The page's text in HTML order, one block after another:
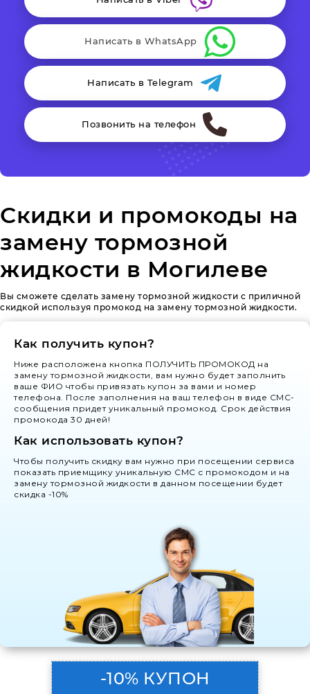
Написать в WhatsApp
Написать в Telegram
Позвонить на телефон
Скидки и промокоды на
замену тормозной
жидкости в Могилеве
Вы сможете сделать замену тормозной жидкости с приличной
скидкой используя промокод на замену тормозной жидкости.
Как получить купон?
Ниже расположена кнопка ПОЛУЧИТЬ ПРОМОКОД на
замену тормозной жидкости, вам нужно будет заполнить
ваше ФИО чтобы привязать купон за вами и номер
телефона. После заполнения на ваш телефон в виде СМС-
сообщения придет уникальный промокод. Срок действия
промокода 30 дней!
Как использовать купон?
Чтобы получить скидку вам нужно при посещении сервиса
показать приемщику уникальную СМС с промокодом и на
замену тормозной жидкости в данном посещении будет
скидка -10%
-10% КУПОН